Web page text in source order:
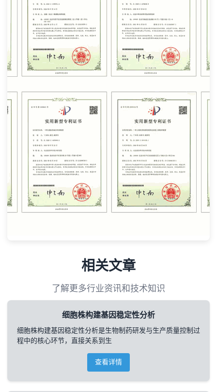
相关文章
了解更多行业资讯和技术知识
细胞株构建基因稳定性分析
细胞株构建基因稳定性分析是生物制药研发与生产质量控制过
程中的核心环节，直接关系到生
查看详情